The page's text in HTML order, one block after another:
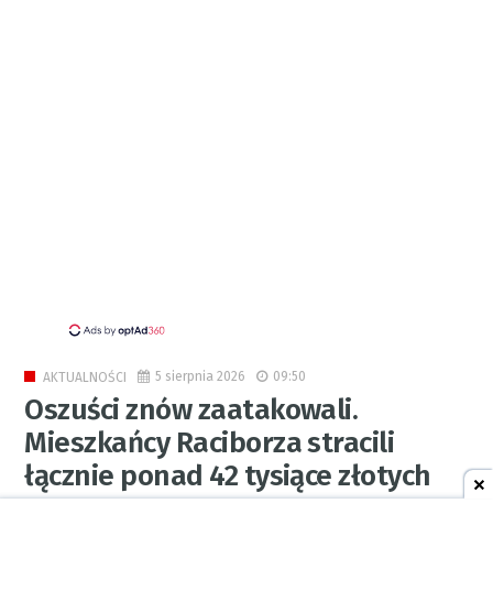
AKTUALNOŚCI 5 sierpnia 2026 09:50
Oszuści znów zaatakowali.
Mieszkańcy Raciborza stracili
łącznie ponad 42 tysiące złotych